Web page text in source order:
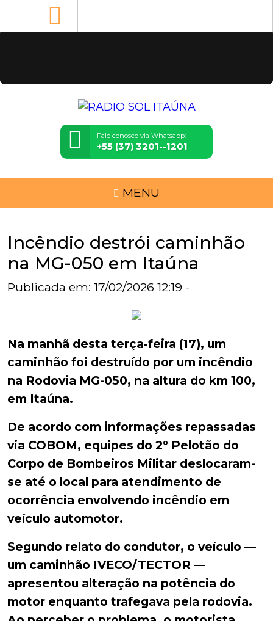
Fale conosco via Whatsapp:
+55 (37) 3201--1201
MENU
Incêndio destrói caminhão
na MG-050 em Itaúna
Publicada em: 17/02/2026 12:19 -
Na manhã desta terça-feira (17), um
caminhão foi destruído por um incêndio
na Rodovia MG-050, na altura do km 100,
em Itaúna.
De acordo com informações repassadas
via COBOM, equipes do 2º Pelotão do
Corpo de Bombeiros Militar deslocaram-
se até o local para atendimento de
ocorrência envolvendo incêndio em
veículo automotor.
Segundo relato do condutor, o veículo —
um caminhão IVECO/TECTOR —
apresentou alteração na potência do
motor enquanto trafegava pela rodovia.